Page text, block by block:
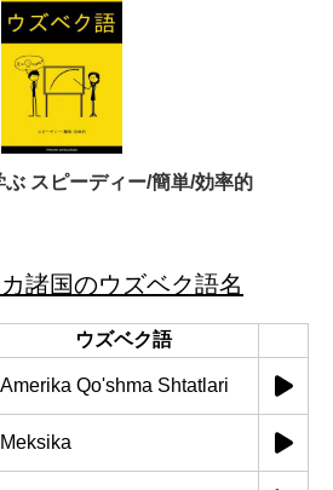
ぶ スピーディー/簡単/効率的
諸国のウズベク語名
ウズベク語
Amerika Qo'shma Shtatlari
Meksika